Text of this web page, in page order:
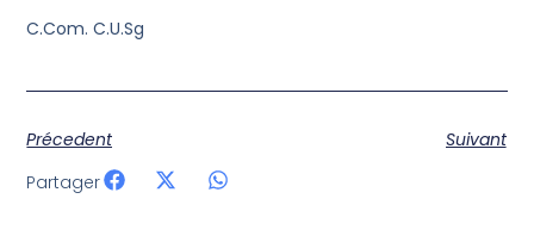
C.Com. C.U.Sg
Précedent
Suivant
Partager